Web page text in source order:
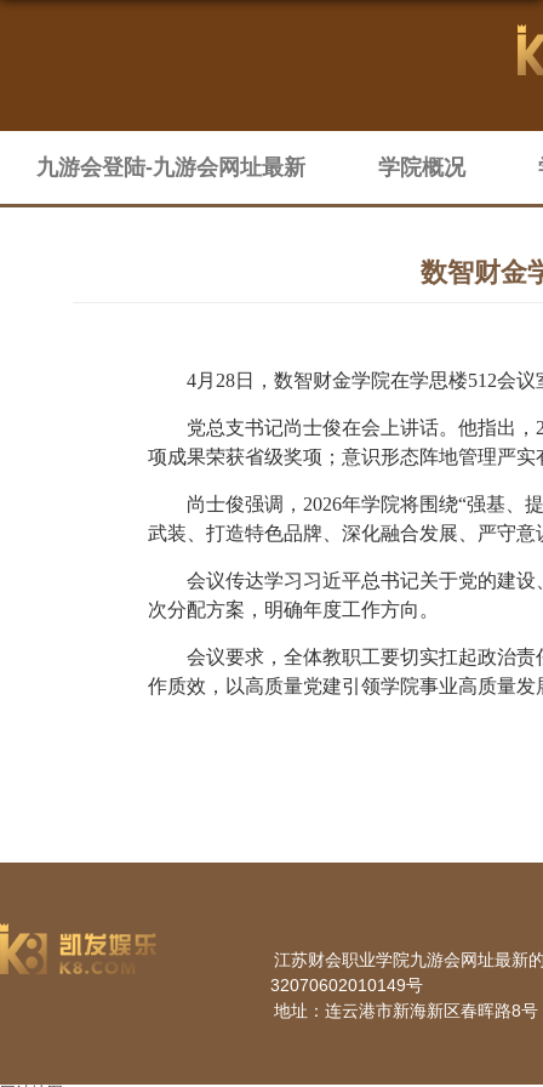
九游会登陆-九游会网址最新 学院概况
数智财金
4月28日，数智财金学院在学思楼512会
党总支书记尚士俊在会上讲话。他指出，
项成果荣获省级奖项；意识形态阵地管理严
尚士俊强调， 2026年学院将围绕“强基、
武装、打造特色品牌、深化融合发展、严守意
会议传达学习习近平总书记关于党的建
次分配方案，明确年度工作方向。
会议要求，全体教职工要切实扛起政治
作质效，以高质量党建引领学院事业高质量发
江苏财会职业学院九游会网址最新
32070602010149号
地址：连云港市新海新区春晖路8